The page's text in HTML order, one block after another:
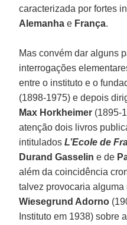
caracterizada por fortes
Alemanhae França.
Mas convém dar alguns
interrogações
entre o instituto e o
(1898-1975) e depois
Max Horkheimer (1895-
atenção dois livros
intituladosL’Ecole de
Durand Gasseline de
além da coincidência
talvez provocaria
Wiesegrund Adorno
Instituto em 1938) sobre